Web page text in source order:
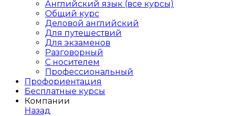
Английский язык (все курсы)
Общий курс
Деловой английский
Для путешествий
Для экзаменов
Разговорный
С носителем
Профессиональный
Профориентация
Бесплатные курсы
Компании
Назад